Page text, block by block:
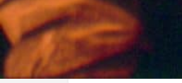
Un caméraman de
les choses tournent
sont pris en otage. La
jusqu’à épuisement
l’existence.